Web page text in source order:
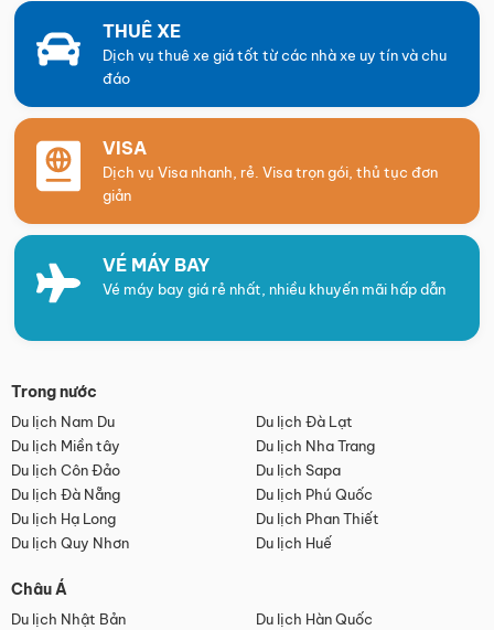
THUÊ XE
Dịch vụ thuê xe giá tốt từ các nhà xe uy tín và chu
đáo
VISA
Dịch vụ Visa nhanh, rẻ. Visa trọn gói, thủ tục đơn
giản
VÉ MÁY BAY
Vé máy bay giá rẻ nhất, nhiều khuyến mãi hấp dẫn
Trong nước
Du lịch Nam Du
Du lịch Đà Lạt
Du lịch Miền tây
Du lịch Nha Trang
Du lịch Côn Đảo
Du lịch Sapa
Du lịch Đà Nẵng
Du lịch Phú Quốc
Du lịch Hạ Long
Du lịch Phan Thiết
Du lịch Quy Nhơn
Du lịch Huế
Châu Á
Du lịch Nhật Bản
Du lịch Hàn Quốc